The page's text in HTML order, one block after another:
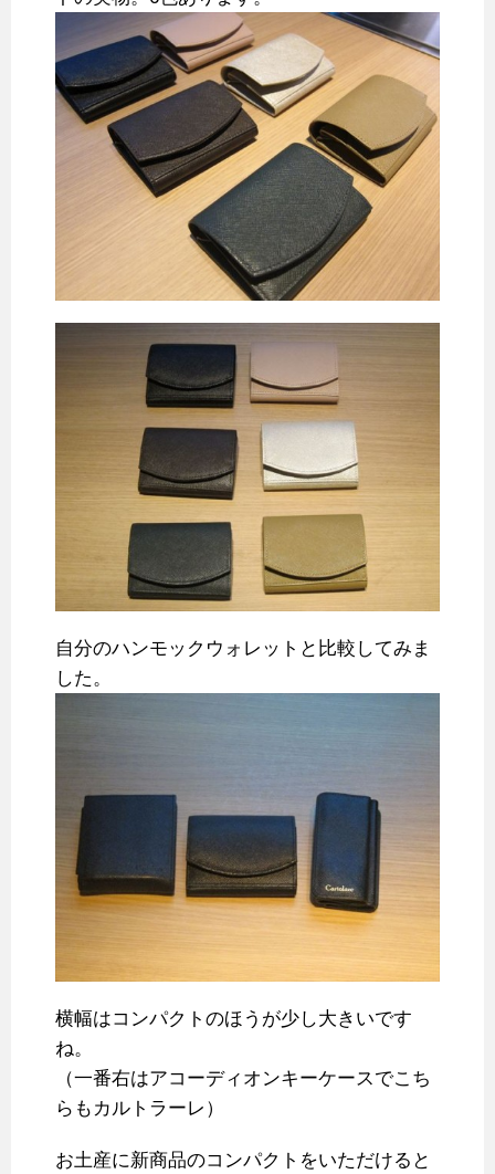
自分のハンモックウォレットと比較してみま
した。
横幅はコンパクトのほうが少し大きいです
ね。
（一番右はアコーディオンキーケースでこち
らもカルトラーレ）
お土産に新商品のコンパクトをいただけると